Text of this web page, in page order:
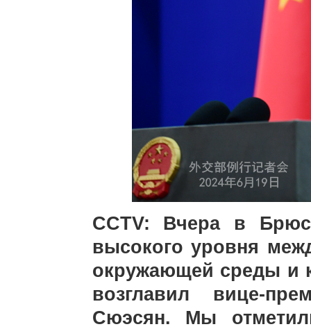
CCTV: Вчера в
высокого уровня
окружающей среды и
возглавил вице-
Сюэсян. Мы